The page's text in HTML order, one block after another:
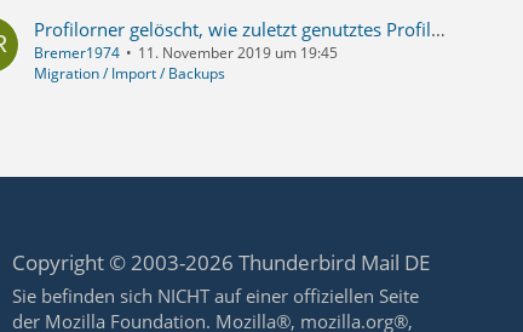
Profilorner gelöscht, wie zuletzt genutztes Profil herausfinden?
Bremer1974
11. November 2019 um 19:45
Migration / Import / Backups
Copyright © 2003-2026 Thunderbird Mail DE
Sie befinden sich NICHT auf einer offiziellen Seite
der Mozilla Foundation. Mozilla®, mozilla.org®,